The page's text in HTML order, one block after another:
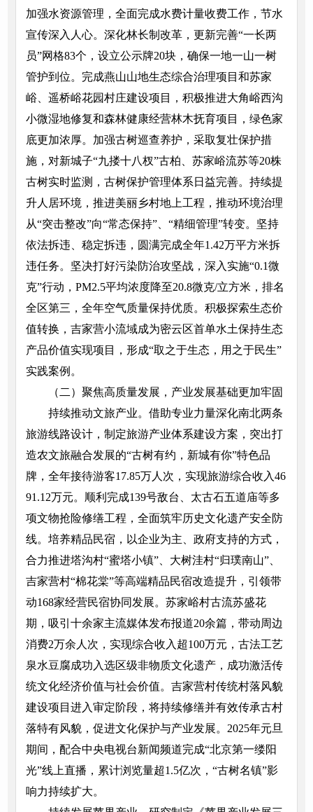
加强水资源管理，全面完成水费计量收费工作，节水
宣传深入人心。深化林长制改革，更新完善“一长两
员”网格83个，设立公示牌20块，确保一地一山一树
管护到位。完成燕山山地生态综合治理项目和苏家
峪、遥桥峪花园村庄建设项目，积极推进大角峪西沟
小微湿地修复和森林健康经营林木抚育项目，绿色家
底更加浓厚。加强古树巡查养护，采取复壮保护措
施，对新城子“九搂十八杈”古柏、苏家峪流苏等20株
古树实时监测，古树保护管理体系日益完善。持续提
升人居环境，推进美丽乡村地上工程，推动环境治理
从“突击整改”向“常态保持”、“精细管理”转变。坚持
依法拆违、稳定拆违，圆满完成全年1.42万平方米拆
违任务。坚决打好污染防治攻坚战，深入实施“0.1微
克”行动，PM2.5平均浓度降至20.8微克/立方米，排名
全区第三，全年空气质量保持优质。积极探索生态价
值转换，吉家营小流域成为密云区首单水土保持生态
产品价值实现项目，形成“取之于生态，用之于民生”
实践案例。
（二）聚焦高质量发展，产业发展基础更加牢固
持续推动文旅产业。借助专业力量深化南北两条
旅游线路设计，制定旅游产业体系建设方案，突出打
造农文旅融合发展的“古树有约，新城有你”特色品
牌，全年接待游客17.85万人次，实现旅游综合收入46
91.12万元。顺利完成139号敌台、太古石五道庙等多
项文物抢险修缮工程，全面筑牢历史文化遗产安全防
线。培养精品民宿，以企业为主、政府支持的方式，
合力推进塔沟村“蜜塔小镇”、大树洼村“归璞南山”、
吉家营村“棉花棠”等高端精品民宿改造提升，引领带
动168家经营民宿协同发展。苏家峪村古流苏盛花
期，吸引十余家主流媒体发布报道20余篇，带动周边
消费2万余人次，实现综合收入超100万元，古法工艺
泉水豆腐成功入选区级非物质文化遗产，成功激活传
统文化经济价值与社会价值。吉家营村传统村落风貌
建设项目进入审定阶段，将持续修缮并有效传承古村
落特有风貌，促进文化保护与产业发展。2025年元旦
期间，配合中央电视台新闻频道完成“北京第一缕阳
光”线上直播，累计浏览量超1.5亿次，“古树名镇”影
响力持续扩大。